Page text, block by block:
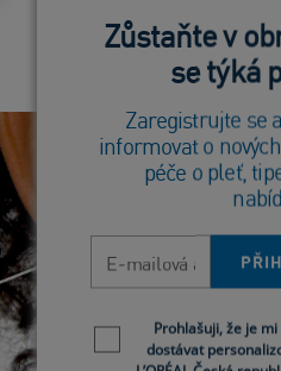
Zůstaňte v
se týká
Zaregistrujte se
informovat o
péče o pleť,
Newsletter policy
Prohlašuji, že je
dostávat
Zůstaňte v
se týká
Zaregistrujte se
informovat o
péče o pleť,
Newsletter policy
Prohlašuji, že je
dostávat